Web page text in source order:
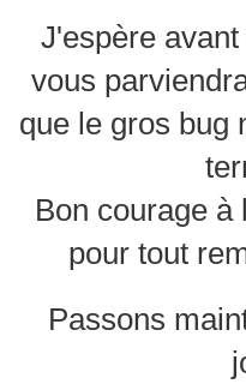
J'espère
vous
que le gros bug
Bon courage à
pour tout
Passons